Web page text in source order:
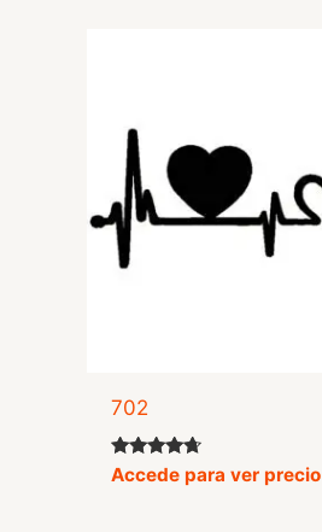
702
Valorado
con
Accede para ver precio